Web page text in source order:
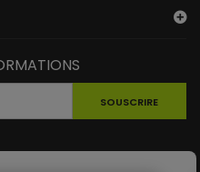
SOUSCRIRE